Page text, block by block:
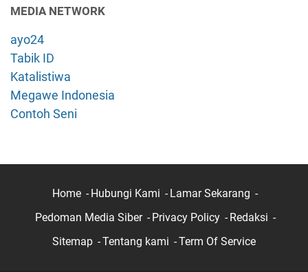
MEDIA NETWORK
ayo24
Tabik ID
Katalistiwa
Megawe Indonesia
Contoh Seni
Home Hubungi Kami
Lamar Sekarang
Pedoman Media Siber
Privacy Policy
Redaksi
Sitemap
Tentang kami Term Of Service